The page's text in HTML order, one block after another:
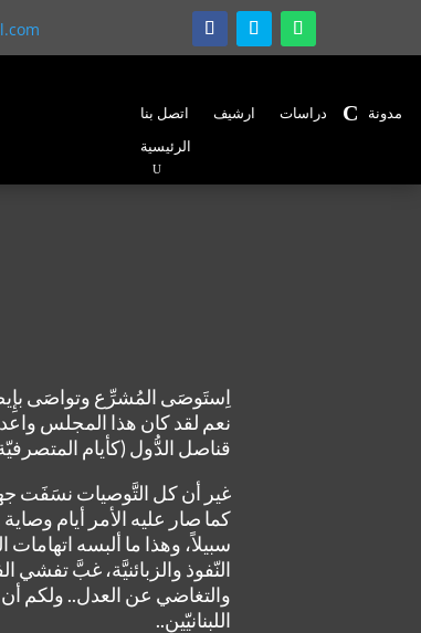
اتصل بنا ارشيف دراسات
مدونة
الرئيسية
اِستَوصَى المُشرِّع وتواصَى
نعم لقد كان هذا المجلس
قناصل الدُّول (كأيام
غير أن كل التَّوصيات نسَفَت
كما صار عليه الأمر أيام
سبيلاً، وهذا ما ألبسه
النّفوذ والزبائنيَّة، غبَّ تفشي
والتغاضي عن العدل.. ولكم أن
اللبنانيّين..